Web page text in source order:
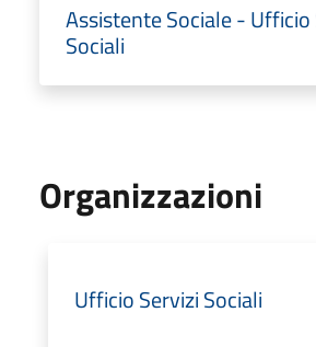
Assistente Sociale - Ufficio
Sociali
Organizzazioni
Ufficio Servizi Sociali